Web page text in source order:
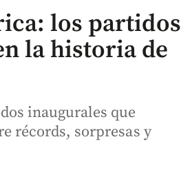
los partidos
la historia de
inaugurales que
récords, sorpresas y